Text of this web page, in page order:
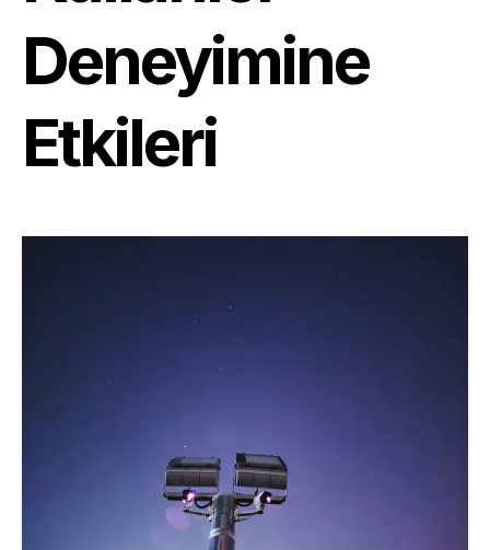
Deneyimine
Etkileri